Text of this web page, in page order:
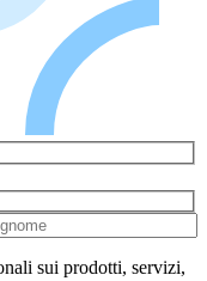
sui prodotti, servizi,